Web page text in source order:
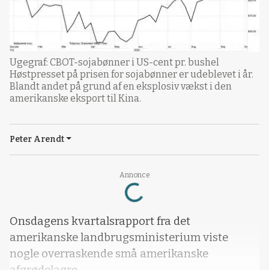
Annonce
Loading...
Ugegraf: CBOT-sojabønner i US-cent pr. bushel
Høstpresset på prisen for sojabønner er udeblevet i år.
Blandt andet på grund af en eksplosiv vækst i den
amerikanske eksport til Kina.
Peter Arendt
Onsdagens kvartalsrapport fra det
amerikanske landbrugsministerium viste
nogle overraskende små amerikanske